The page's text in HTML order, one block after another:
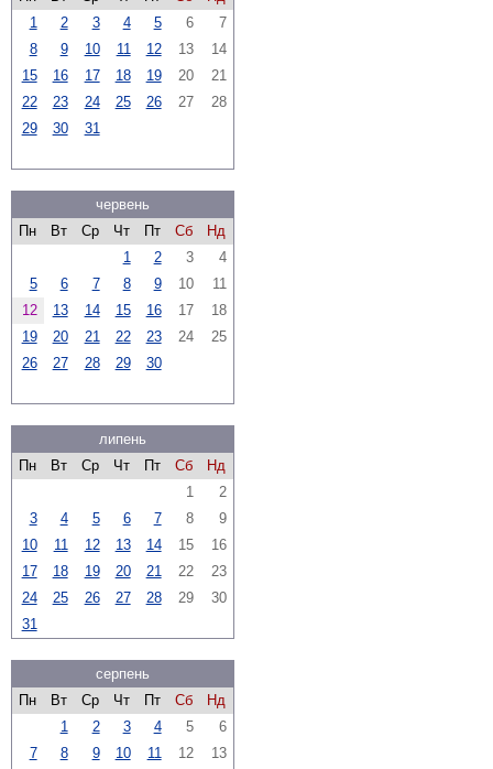
1
2 3 4 5 6
7
8
9 10 11 12 13
14
15
16 17 18 19 20
21
22
23 24 25 26 27
28
29
30 31
червень
Пн
Вт Ср Чт Пт Сб
Нд
1
2 3
4
5
6 7 8 9 10
11
12
13 14 15 16 17
18
19
20 21 22 23 24
25
26
27 28 29 30
липень
Пн
Вт Ср Чт Пт Сб
Нд
1
2
3
4 5 6 7 8
9
10
11 12 13 14 15
16
17
18 19 20 21 22
23
24
25 26 27 28 29
30
31
серпень
Пн
Вт Ср Чт Пт Сб
Нд
1
2 3 4 5
6
7
8 9 10 11 12
13